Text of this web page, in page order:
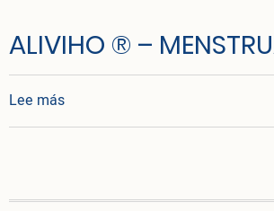
ALIVIHO ® –
Lee mássobre ALIVIHO ® – MENSTRUAL